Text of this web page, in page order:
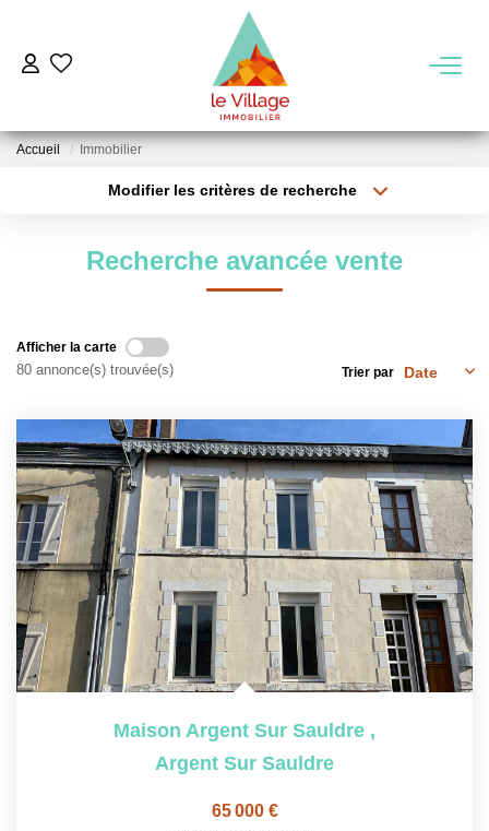
VENTE
NOS OUTILS
CONTACT
Nous Rejoindre
EN
Accueil Immobilier
Modifier les critères de recherche
Type de bienRecherche avancée vente
Afficher la carte
80 annonce(s) trouvée(s) Trier par
Maison Argent Sur Sauldre ,
Argent Sur Sauldre
65 000 €